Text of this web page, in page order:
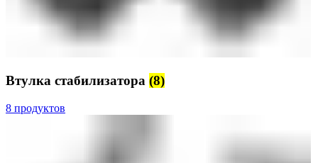
Втулка стабилизатора (8)
8 продуктов